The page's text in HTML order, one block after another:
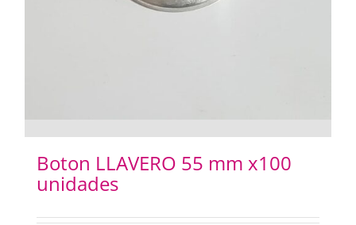
Boton LLAVERO 55 mm x100
unidades